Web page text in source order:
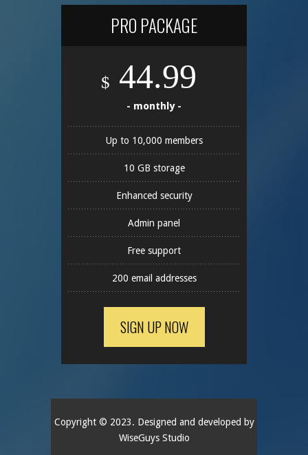
PRO PACKAGE
$ 44.99
- monthly -
Up to 10,000 members
10 GB storage
Enhanced security
Admin panel
Free support
200 email addresses
SIGN UP NOW
Copyright © 2023. Designed and developed by
WiseGuys Studio